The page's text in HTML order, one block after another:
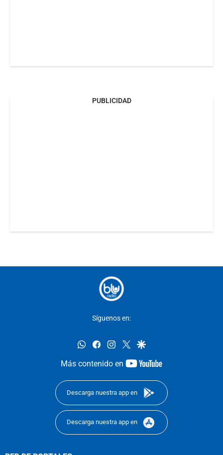
PUBLICIDAD
Síguenos en:
whatsappfacebookinstagram
twittergoogle
Más contenido en
youtube-
Descarga nuestra app en
Descarga nuestra app en